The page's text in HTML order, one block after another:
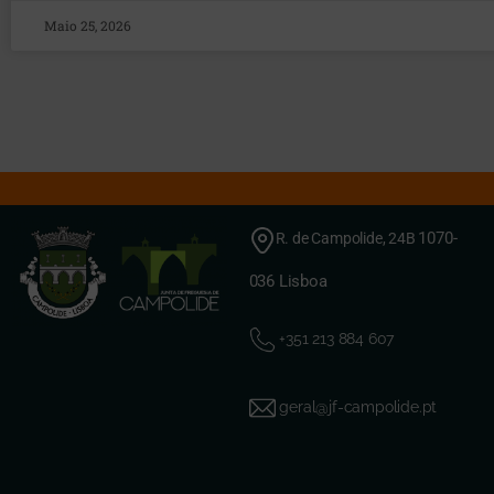
Maio 25, 2026
R. de Campolide, 24B 1070-
036 Lisboa
+351 213 884 607
geral@jf-campolide.pt